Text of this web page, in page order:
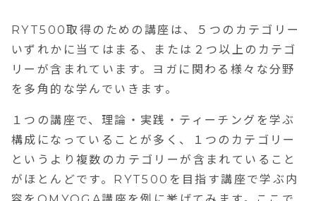
RYT500取得のための講座は、５つのカテゴリー
いずれかに当てはまる、または２つ以上のカテゴ
リーが含まれています。ヨガに関わる様々な分野
を多角的な学んでいきます。
１つの講座で、理論・実践・ティーチングを学ぶ
構成になっていることが多く、１つのカテゴリー
というより複数のカテゴリーが含まれていること
がほとんどです。RYT500を目指す講座で学ぶ内